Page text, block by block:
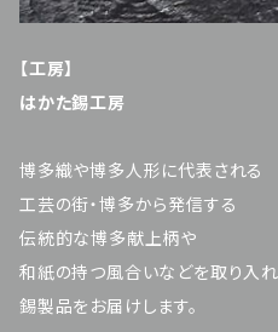
【工房】
はかた錫工房
博多織や博多人形に代表される
工芸の街・博多から発信する
伝統的な博多献上柄や
和紙の持つ風合いなどを取り入
錫製品をお届けします。